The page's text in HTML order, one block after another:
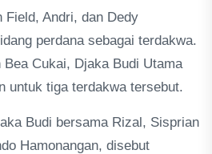
Field, Andri, dan Dedy
perdana sebagai terdakwa.
Bea Cukai, Djaka Budi Utama
untuk tiga terdakwa tersebut.
Budi bersama Rizal, Sisprian
Hamonangan, disebut